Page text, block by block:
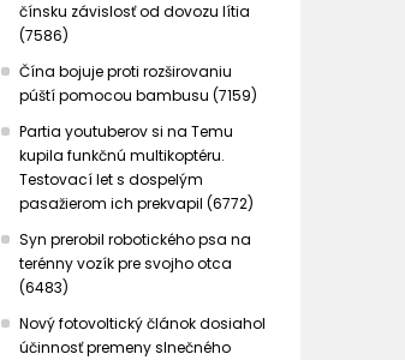
čínsku závislosť od dovozu lítia
(7586)
Čína bojuje proti rozširovaniu
púští pomocou bambusu (7159)
Partia youtuberov si na Temu
kupila funkčnú multikoptéru.
Testovací let s dospelým
pasažierom ich prekvapil (6772)
Syn prerobil robotického psa na
terénny vozík pre svojho otca
(6483)
Nový fotovoltický článok dosiahol
účinnosť premeny slnečného